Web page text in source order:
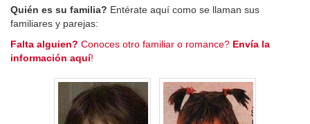
Quién es su familia? Entérate aquí como se llaman sus
familiares y parejas:
Falta alguien? Conoces otro familiar o romance? Envía la
información aquí!